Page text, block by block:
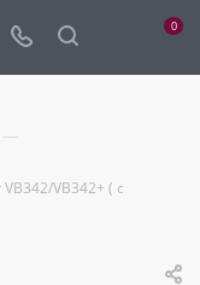
0
—
VB342+ ( с